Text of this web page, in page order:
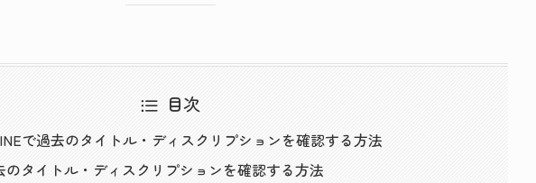
目次
で過去のタイトル・ディスクリプションを確認する方法
のタイトル・ディスクリプションを確認する方法